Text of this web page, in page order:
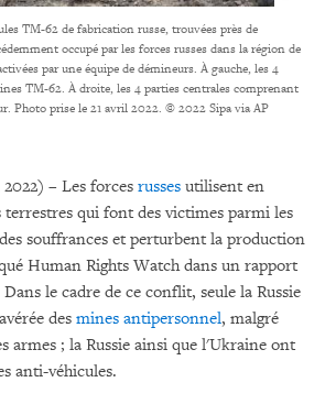
TM-62 de fabrication russe, trouvées près de
occupé par les forces russes dans la région de
par une équipe de démineurs. À gauche, les 4
TM-62. À droite, les 4 parties centrales comprenant
Photo prise le 21 avril 2022. © 2022 Sipa via AP
– Les forces russes utilisent en
terrestres qui font des victimes parmi les
souffrances et perturbent la production
Human Rights Watch dans un rapport
le cadre de ce conflit, seule la Russie
des mines antipersonnel, malgré
armes ; la Russie ainsi que l'Ukraine ont
anti-véhicules.